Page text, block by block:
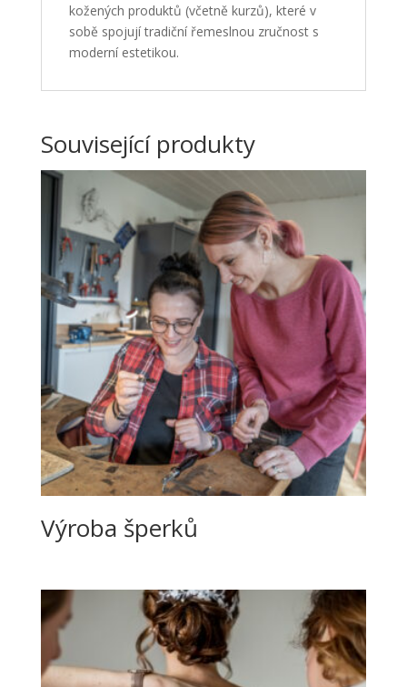
kožených produktů (včetně kurzů), které v
sobě spojují tradiční řemeslnou zručnost s
moderní estetikou.
Související produkty
Výroba šperků